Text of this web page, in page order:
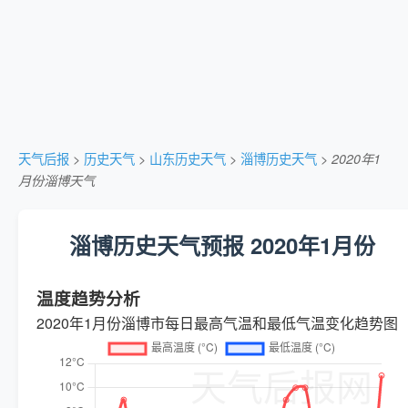
天气后报 > 历史天气 > 山东历史天气 > 淄博历史天气 > 2020年1
月份淄博天气
淄博历史天气预报 2020年1月份
温度趋势分析
2020年1月份淄博市每日最高气温和最低气温变化趋势图